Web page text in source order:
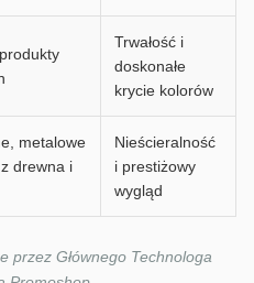
Trwałość i
doskonałe
krycie kolorów
metalowe
drewna i
Nieścieralność
i prestiżowy
wygląd
przez Głównego Technologa